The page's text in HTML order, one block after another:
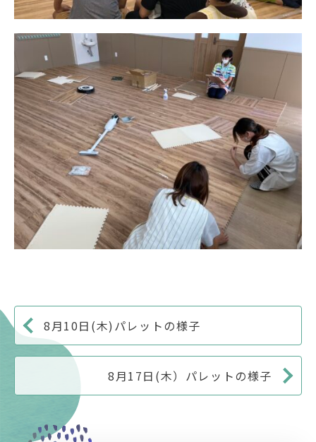
8月10日(木)パレットの様子
8月17日(木）パレットの様子